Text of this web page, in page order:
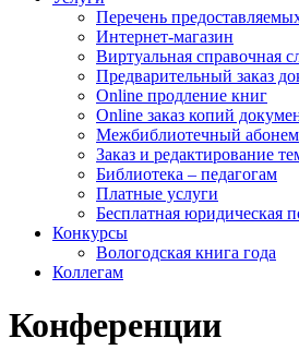
Перечень
Интернет-магазин
Виртуальная справочная
Предварительный заказ
Online продление книг
Online заказ копий
Межбиблиотечный
Заказ и редактирование
Библиотека – педагогам
Платные услуги
Бесплатная юридическая
Конкурсы
Вологодская книга года
Коллегам
Конференции